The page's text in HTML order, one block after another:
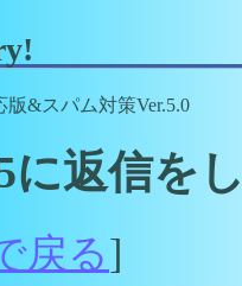
版&スパム対策Ver.5.0
に返信を
戻る]